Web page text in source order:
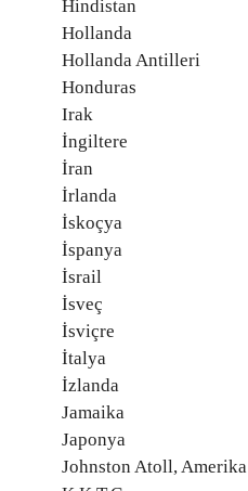
Hindistan
Hollanda
Hollanda Antilleri
Honduras
Irak
İngiltere
İran
İrlanda
İskoçya
İspanya
İsrail
İsveç
İsviçre
İtalya
İzlanda
Jamaika
Japonya
Johnston Atoll, Amerika